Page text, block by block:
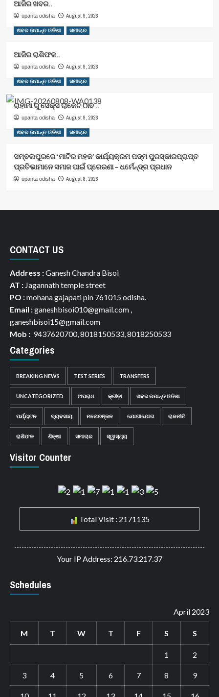
ଆଜିର ଖବର..
upanta odisha August 9, 2026
ଖବର ଉପାନ୍ତ ଓଡିଶା ସମାଚାର
ଆଜିର ରାଶିଫଳ..
upanta odisha August 9, 2026
ଖବର ଉପାନ୍ତ ଓଡିଶା ସମାଚାର
ରାହାମା ରୁ ସେକ୍ସ ରାକେଟ ଠାବ ..
upanta odisha August 9, 2026
ଖବର ଉପାନ୍ତ ଓଡିଶା ସମାଚାର
ସମ୍ବଲପୁରରେ ‘ମାଟିର ମହକ’ କାର୍ଯ୍ୟକ୍ରମ ପଦ୍ମ ପୁରସ୍କାରପ୍ରାପ୍ତ
ପ୍ରତିଭାମାନେ ସମାଜ ପାଇଁ ପ୍ରେରଣା – ଧର୍ମେନ୍ଦ୍ର ପ୍ରଧାନ
upanta odisha August 8, 2026
CONTACT US
Address :Ganesh Chandra Bisoi
AT : Jagannath temple street
PO :mohana gajapati pin 761015 odisha.
Email :ganeshbisoi010@gmail.com ,
ganeshbisoi15@gmail.com
Mob : 9437620700, 8018150533, 8018250533
Categories
BREAKING NEWS TEST SERIES TRANSFERS
UNCATEGORIZED ଅପରାଧ କ୍ରୀଡ଼ା ଖବର ଉପାନ୍ତ ଓଡିଶା
ପର୍ଯ୍ୟଟନ ବ୍ୟବସାୟ ମନୋରଞ୍ଜନ ଯୋଗାଯୋଗ ରାଜନୀତି
ରାଶିଫଳ ଶିକ୍ଷା ସମାଚାର ସ୍ୱାସ୍ଥ୍ୟ
Visitor Counter
Total Visit : 2171135
Your IP Address: 216.73.217.37
Schedules
April 2023
M T W T F S S
1 2
3 4 5 6 7 8 9